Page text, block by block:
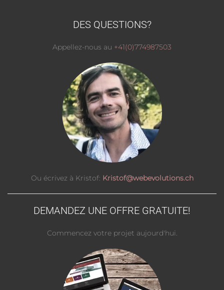
DES QUESTIONS?
Appellez-nous au +41(0)774987503
Ou écrivez à Kristof: Kristof@webevolutions.ch
DEMANDEZ UNE OFFRE GRATUITE!
Commencez votre projet aujourd'hui.